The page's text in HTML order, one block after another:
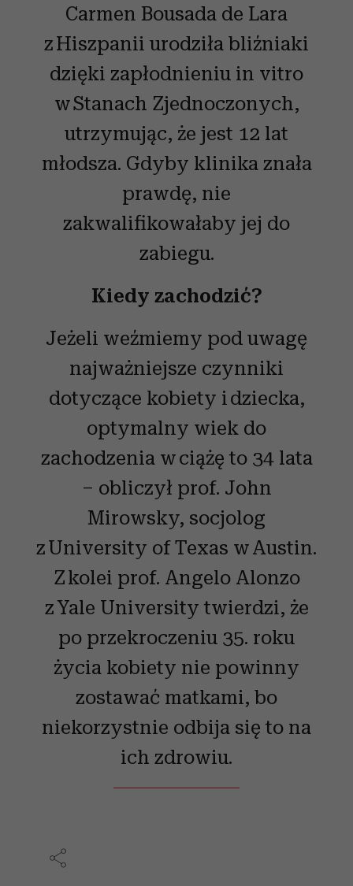
Carmen Bousada de Lara
z Hiszpanii urodziła bliźniaki
dzięki zapłodnieniu in vitro
w Stanach Zjednoczonych,
utrzymując, że jest 12 lat
młodsza. Gdyby klinika znała
prawdę, nie
zakwalifikowałaby jej do
zabiegu.
Kiedy zachodzić?
Jeżeli weźmiemy pod uwagę
najważniejsze czynniki
dotyczące kobiety i dziecka,
optymalny wiek do
zachodzenia w ciążę to 34 lata
– obliczył prof. John
Mirowsky, socjolog
z University of Texas w Austin.
Z kolei prof. Angelo Alonzo
z Yale University twierdzi, że
po przekroczeniu 35. roku
życia kobiety nie powinny
zostawać matkami, bo
niekorzystnie odbija się to na
ich zdrowiu.